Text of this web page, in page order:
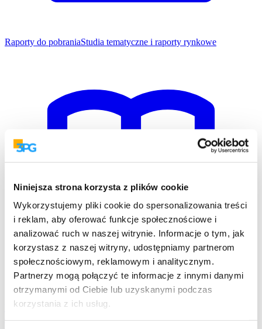
Niniejsza strona korzysta z plików cookie
Wykorzystujemy pliki cookie do spersonalizowania treści
i reklam, aby oferować funkcje społecznościowe i
analizować ruch w naszej witrynie. Informacje o tym, jak
korzystasz z naszej witryny, udostępniamy partnerom
społecznościowym, reklamowym i analitycznym.
Partnerzy mogą połączyć te informacje z innymi danymi
otrzymanymi od Ciebie lub uzyskanymi podczas
korzystania z ich usług.
Raporty do pobraniaStudia tematyczne i raporty rynkowe
EbookiAktualne kompendia Brand Managera
O nas